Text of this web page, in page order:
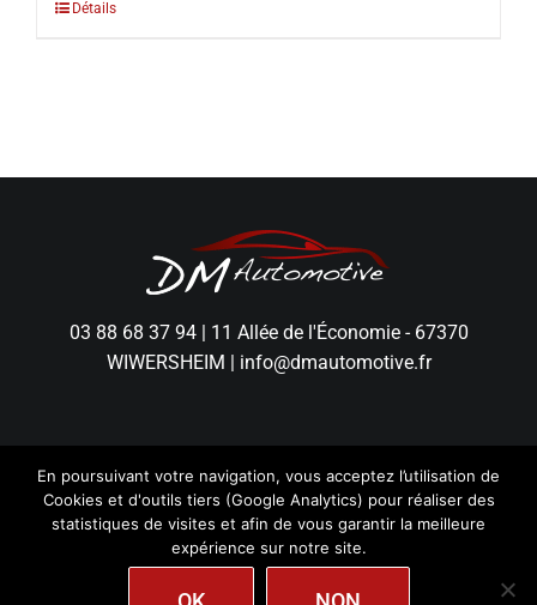
Détails
03 88 68 37 94| 11 Allée de l'Économie - 67370
WIWERSHEIM | info@dmautomotive.fr
DM Automotive - Tous droits réservés.Mentions
Politique de Confidentialité|Création
En poursuivant votre navigation, vous acceptez l’utilisation de
Cookies et d'outils tiers (Google Analytics) pour réaliser des
statistiques de visites et afin de vous garantir la meilleure
expérience sur notre site.